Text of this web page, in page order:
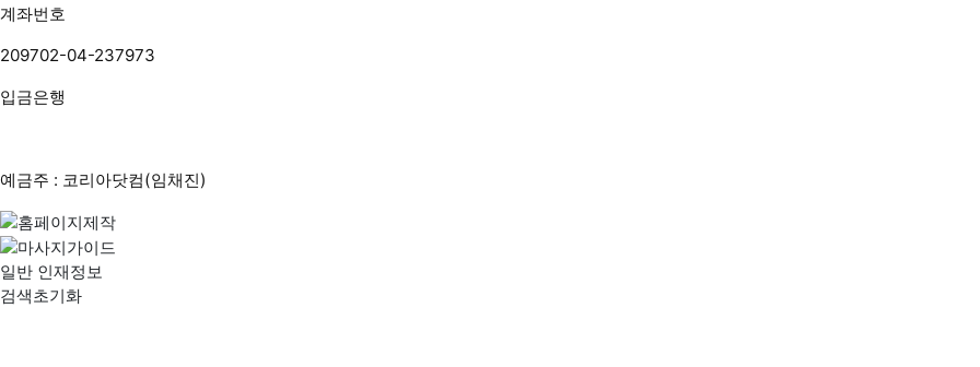
계좌번호
209702-04-237973
입금은행
예금주 : 코리아닷컴(임채진)
일반 인재정보
검색초기화